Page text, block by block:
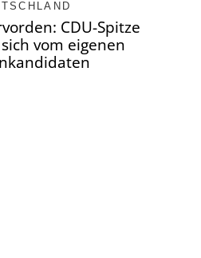
CDU-Spitze
vom eigenen